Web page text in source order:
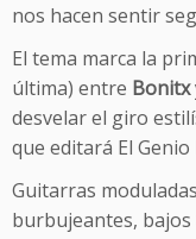
nos hacen sentir
El tema marca la
última) entre Bonitx
desvelar el giro
que editará El
Guitarras
burbujeantes, bajos